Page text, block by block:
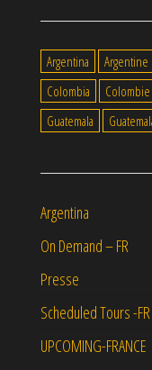
Argentina Argentine
Colombia
Colombie
Guatemala
Argentina
On Demand – FR
Presse
Scheduled Tours -FR
UPCOMING-FRANCE